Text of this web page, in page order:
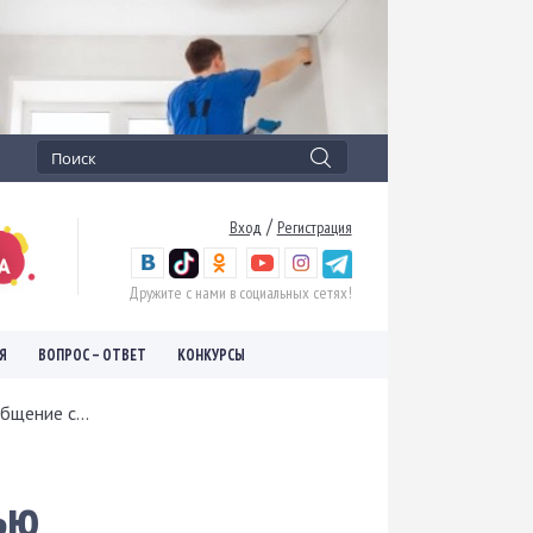
Вход / Регистрация
Дружите с нами в социальных сетях!
ВОПРОС – ОТВЕТ КОНКУРСЫ
с...